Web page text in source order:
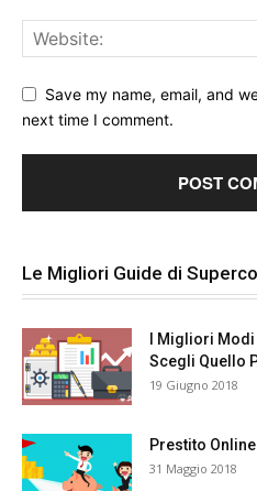
Save my name, email, and
next time I comment.
Le Migliori Guide di
I Migliori
Scegli Quello
19 Giugno 2018
Prestito
31 Maggio 2018